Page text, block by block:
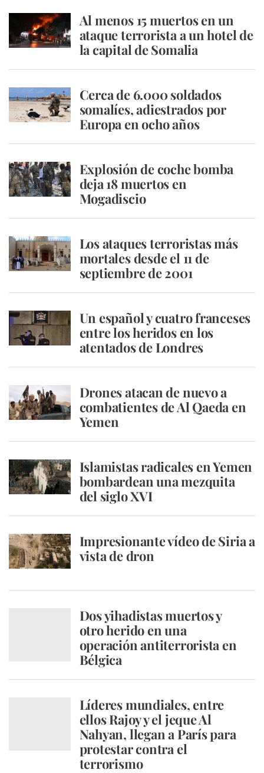
Al menos 15 muertos en un
ataque terrorista a un hotel de
la capital de Somalia
Cerca de 6.000 soldados
somalíes, adiestrados por
Europa en ocho años
Explosión de coche bomba
deja 18 muertos en
Mogadiscio
Los ataques terroristas más
mortales desde el 11 de
septiembre de 2001
Un español y cuatro franceses
entre los heridos en los
atentados de Londres
Drones atacan de nuevo a
combatientes de Al Qaeda en
Yemen
Islamistas radicales en Yemen
bombardean una mezquita
del siglo XVI
Impresionante vídeo de Siria a
vista de dron
Dos yihadistas muertos y
otro herido en una
operación antiterrorista en
Bélgica
Líderes mundiales, entre
ellos Rajoy y el jeque Al
Nahyan, llegan a París para
protestar contra el
terrorismo